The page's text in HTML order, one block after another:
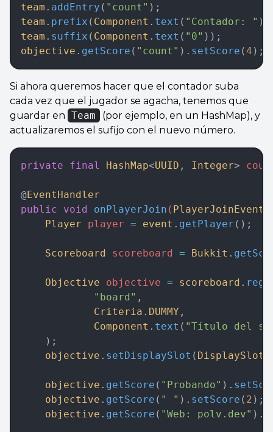
team . addEntry ( "count" );
team . prefix ( Component . text ( "Contador: "
team . suffix ( Component . text ( "0" ));
objective . getScore ( "count" ). setScore (4 );
Si ahora queremos hacer que el contador suba
cada vez que el jugador se agacha, tenemos que
guardar en Team
(por ejemplo, en un HashMap), y
actualizaremos el sufijo con el nuevo número.
private final HashMap<UUID , Integer>
@EventHandler
public void onPlayerJoin ( PlayerJoinEvent
    Player
player = event . getPlayer ();
    Scoreboard
scoreboard = Bukkit .
    Objective
objective = scoreboard .
            "board"
,
            Criteria
. DUMMY ,
            Component
. text ( "Título del
    );
    objective
. setDisplaySlot ( DisplaySlot
    objective
. getScore ( "Probando" ).
    objective
. getScore ( " " ). setScore ( 2 );
    objective
. getScore ( "Web: polv.dev" ).